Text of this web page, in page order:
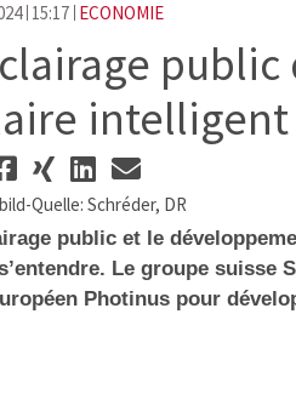
15:17 ECONOMIE
Quelle: Schréder, DR
public et le
Le groupe suisse
Photinus pour